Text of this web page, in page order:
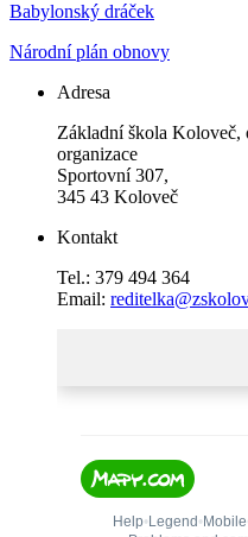
Babylonský dráček
Národní plán obnovy
Adresa
Základní škola Koloveč,
organizace
Sportovní 307,
345 43 Koloveč
Kontakt
Tel.: 379 494 364
Email: